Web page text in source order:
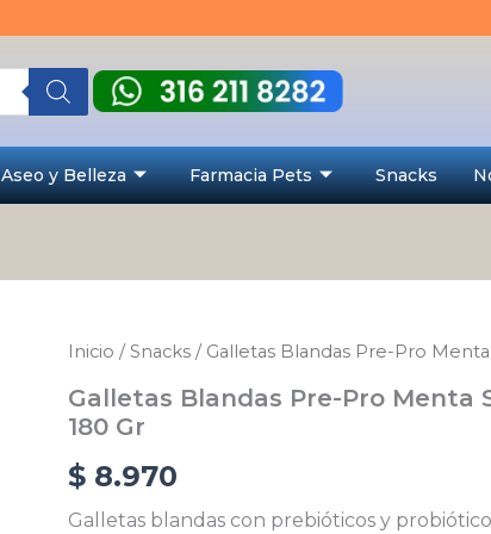
Aseo y Belleza Farmacia Pets Snacks
Inicio /Snacks / Galletas Blandas Pre-Pro Menta
Galletas Blandas Pre-Pro Menta
180 Gr
$ 8.970
Galletas blandas con prebióticos y
Galletas
Pre-
Pro
Silimarina
x
180
cantidad